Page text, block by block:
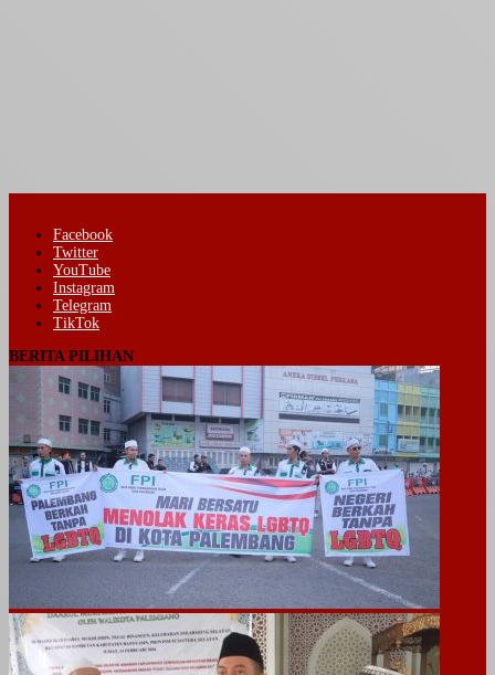
Facebook
Twitter
YouTube
Instagram
Telegram
TikTok
BERITA PILIHAN